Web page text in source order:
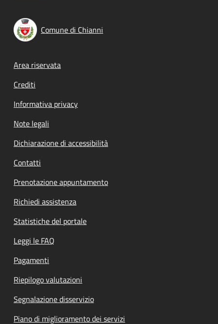
Comune di Chianni
Footer menu
Area riservata
Crediti
Informativa privacy
Note legali
Dichiarazione di accessibilità
Contatti
Prenotazione appuntamento
Richiedi assistenza
Statistiche del portale
Leggi le FAQ
Pagamenti
Riepilogo valutazioni
Segnalazione disservizio
Piano di miglioramento dei servizi